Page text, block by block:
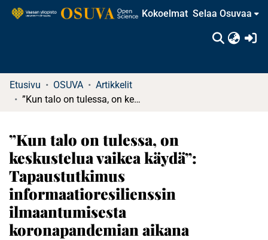
Kokoelmat Selaa Osuvaa
Etusivu OSUVA
Artikkelit
”Kun talo on tulessa, on keskustelua vaikea käydä”: Tapaustutkimus informaatioresilienssin ilmaantumisesta koronapandemian aikana
”Kun talo on tulessa, on
keskustelua vaikea käydä”:
Tapaustutkimus
informaatioresilienssin
ilmaantumisesta
koronapandemian aikana